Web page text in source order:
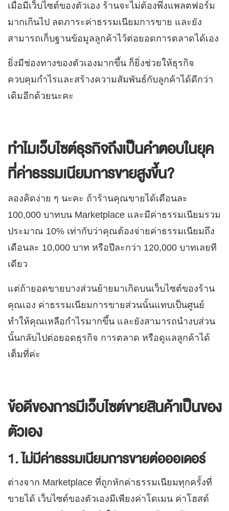
เมื่อมีเว็บไซต์ของตัวเอง ร้านจะไม่ต้องพึ่งแพลตฟอร์ม
มากเกินไป ลดภาระค่าธรรมเนียมการขาย และยัง
สามารถเก็บฐานข้อมูลลูกค้าไว้ต่อยอดการตลาดได้เอง
ยิ่งมีช่องทางของตัวเองมากขึ้น ก็ยิ่งช่วยให้ธุรกิจ
ควบคุมกำไรและสร้างความสัมพันธ์กับลูกค้าได้ดีกว่า
เดิมอีกด้วยนะคะ
ทำไมเว็บไซต์ธุรกิจถึงเป็นคำตอบในยุค
ที่ค่าธรรมเนียมการขายสูงขึ้น?
ลองคิดง่าย ๆ นะคะ ถ้าร้านคุณขายได้เดือนละ
100,000 บาทบน Marketplace และมีค่าธรรมเนียมรวม
ประมาณ 10% เท่ากับว่าคุณต้องจ่ายค่าธรรมเนียมถึง
เดือนละ 10,000 บาท หรือปีละกว่า 120,000 บาทเลยที
เดียว
แต่ถ้ายอดขายบางส่วนย้ายมาเกิดบนเว็บไซต์ของร้าน
คุณเอง ค่าธรรมเนียมการขายส่วนนั้นแทบเป็นศูนย์
ทำให้คุณเหลือกำไรมากขึ้น และยังสามารถนำงบส่วน
นั้นกลับไปต่อยอดธุรกิจ การตลาด หรือดูแลลูกค้าได้
เต็มที่ค่ะ
ข้อดีของการมีเว็บไซต์ขายสินค้าเป็นของ
ตัวเอง
1. ไม่มีค่าธรรมเนียมการขายต่อออเดอร์
ต่างจาก Marketplace ที่ถูกหักค่าธรรมเนียมทุกครั้งที่
ขายได้ เว็บไซต์ของตัวเองมีเพียงค่าโดเมน ค่าโฮสต์